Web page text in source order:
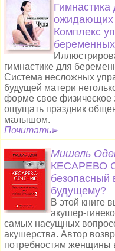
ожидающих
Комплекс
гимнастике для
Система несложных
будущей матери
форме свое физическое
ощущать праздник
малышом.
Почитать
Мишель
КЕСАРЕВО
безопасный
будущему?
В этой книге
акушер-
самых насущных
акушерства. Автор
потребностям женщины